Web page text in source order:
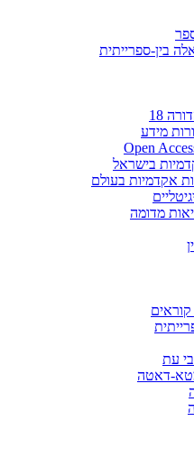
בין-ספרייתית
18
מידע
עת
דאטה